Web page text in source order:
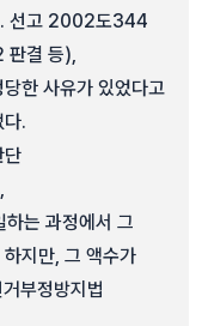
선고 2002도344
결 등),
한 사유가 있었다고
.
단
는 과정에서 그
지만, 그 액수가
부정방지법